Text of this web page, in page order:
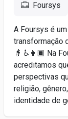
Foursys
A Foursys é
transformação
👵 ♿️👩🏾 Na
acreditamos
perspectivas
religião,
identidade de